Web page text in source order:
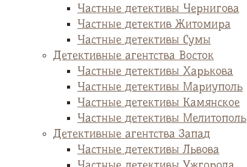
Частные детективы Чернигова
Частные детектив Житомира
Частные детективы Сумы
Детективные агентства Восток
Частные детективы Харькова
Частные детективы Мариуполь
Частные детективы Камянское
Частные детективы Мелитополь
Детективные агентства Запад
Частные детективы Львова